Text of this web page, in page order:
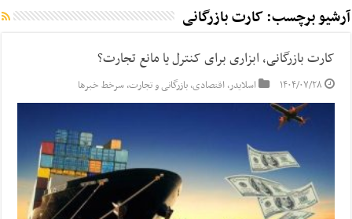
آرشیو برچسب:کارت بازرگانی
کارت بازرگانی، ابزاری برای کنترل یا مانع تجارت؟
۱۴۰۴/۰۷/۲۸ اسلایدر,اقتصادی,بازرگانی و تجارت,سرخط خبرها